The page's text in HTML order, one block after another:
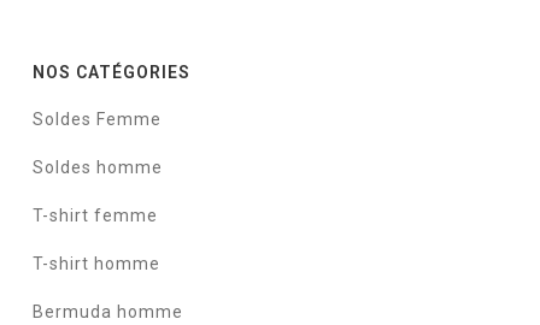
NOS CATÉGORIES
Soldes Femme
Soldes homme
T-shirt femme
T-shirt homme
Bermuda homme